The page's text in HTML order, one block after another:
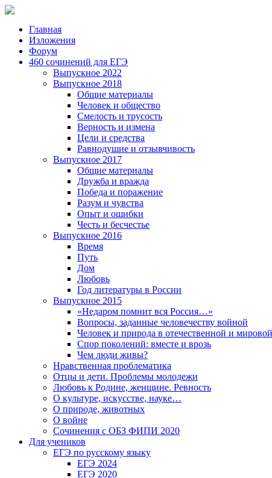
Главная
Изложения
Форум
460 сочинений для ЕГЭ
Выпускное 2022
Выпускное 2018
Общие материалы
Человек и общество
Смелость и трусость
Верность и измена
Цели и средства
Равнодушие и отзывчивость
Выпускное 2017
Общие материалы
Дружба и вражда
Победа и поражение
Разум и чувства
Опыт и ошибки
Честь и бесчестье
Выпускное 2016
Время
Путь
Дом
Любовь
Год литературы в России
Выпускное 2015
«Недаром помнит вся Россия…»
Вопросы, заданные человечеству войной
Человек и природа в отечественной и
Спор поколений: вместе и врозь
Чем люди живы?
Нравственная проблематика
Отцы и дети. Проблемы молодежи
Любовь к Родине, женщине. Ревность
О культуре, искусстве, науке…
О природе, животных
О войне
Сочинения с ОБЗ ФИПИ 2020
Для учеников
ЕГЭ по русскому языку
ЕГЭ 2024
ЕГЭ 2020